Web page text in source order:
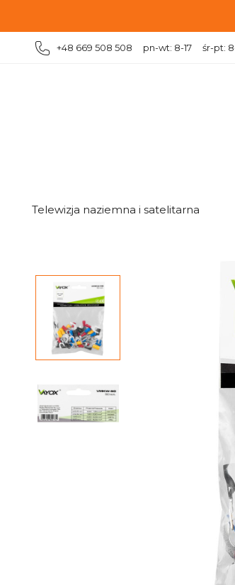
+48 669 508 508 pn-wt: 8-17 śr-pt:
Telewizja naziemna i satelitarna